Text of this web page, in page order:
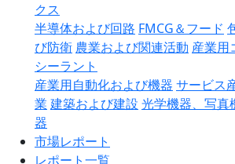
クス
半導体および回路 FMCG＆フード
び防衛 農業および関連活動 産業用
シーラント
産業用自動化および機器 サービス
業 建築および建設 光学機器、写真
器
市場レポート
レポート一覧